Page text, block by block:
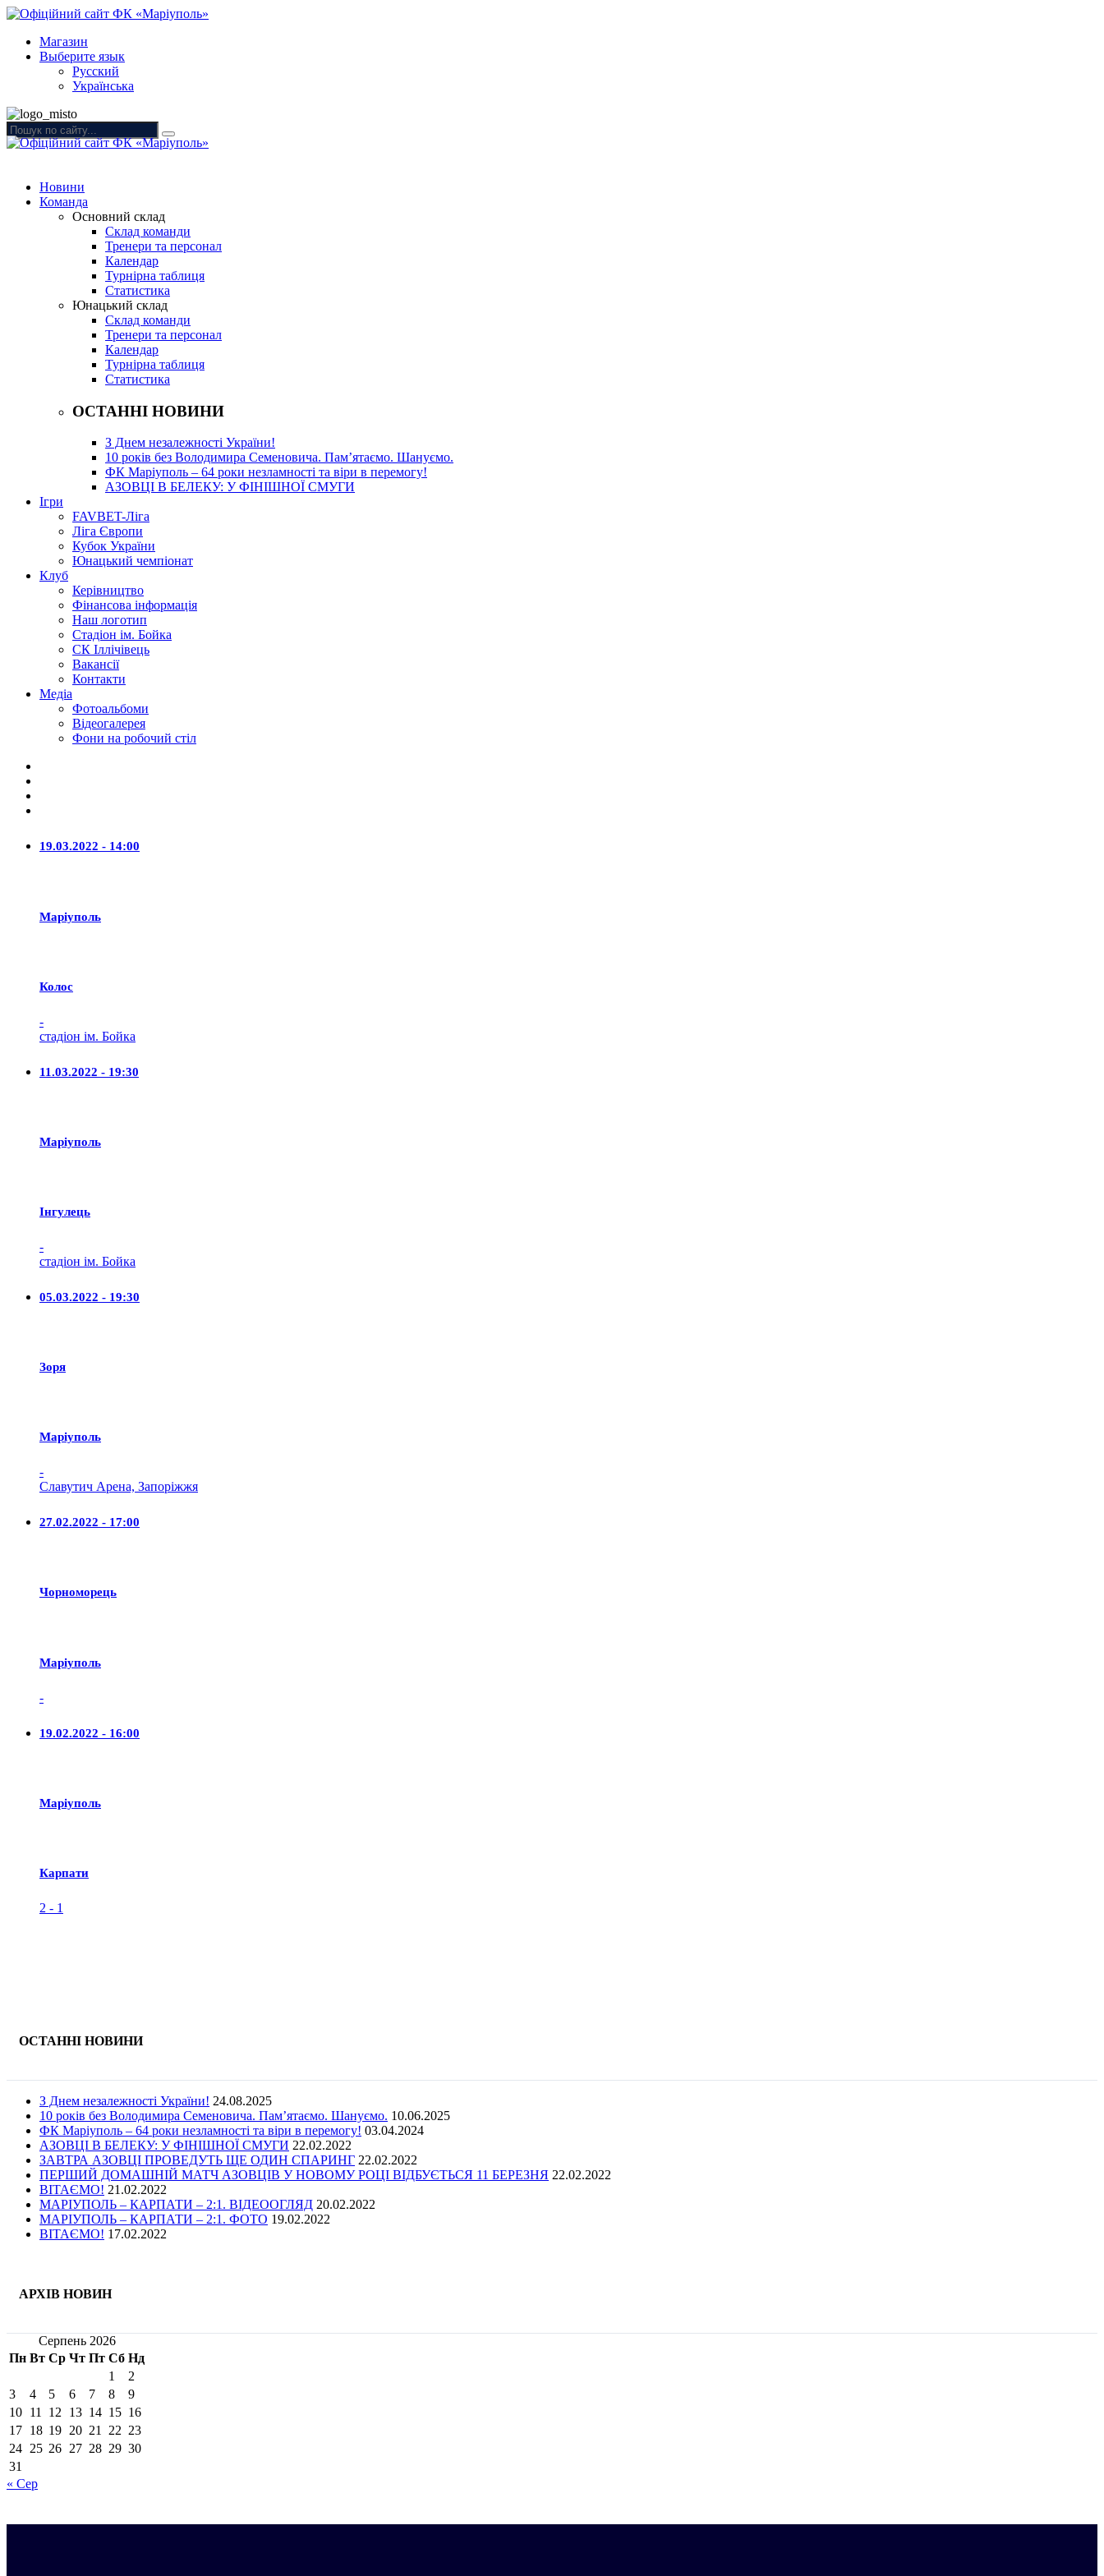
Магазин
Выберите язык
Русский
Українська
Новини
Команда
Основний склад
Склад команди
Тренери та персонал
Календар
Турнірна таблиця
Статистика
Юнацький склад
Склад команди
Тренери та персонал
Календар
Турнірна таблиця
Статистика
ОСТАННІ НОВИНИ
З Днем незалежності України!
10 років без Володимира Семеновича. Пам’ятаємо. Шануємо.
ФК Маріуполь – 64 роки незламності та віри в перемогу!
АЗОВЦІ В БЕЛЕКУ: У ФІНІШНОЇ СМУГИ
Ігри
FAVBET-Ліга
Ліга Європи
Кубок України
Юнацький чемпіонат
Клуб
Керівництво
Фінансова інформація
Наш логотип
Стадіон ім. Бойка
СК Іллічівець
Вакансії
Контакти
Медіа
Фотоальбоми
Відеогалерея
Фони на робочий стіл
19.03.2022 - 14:00
Маріуполь
Колос
-
стадіон ім. Бойка
11.03.2022 - 19:30
Маріуполь
Iнгулець
-
стадіон ім. Бойка
05.03.2022 - 19:30
Зоря
Маріуполь
-
Славутич Арена, Запоріжжя
27.02.2022 - 17:00
Чорноморець
Маріуполь
-
19.02.2022 - 16:00
Маріуполь
Карпати
2 - 1
ОСТАННІ НОВИНИ
З Днем незалежності України! 24.08.2025
10 років без Володимира Семеновича. Пам’ятаємо. Шануємо. 10.06.2025
ФК Маріуполь – 64 роки незламності та віри в перемогу! 03.04.2024
АЗОВЦІ В БЕЛЕКУ: У ФІНІШНОЇ СМУГИ 22.02.2022
ЗАВТРА АЗОВЦІ ПРОВЕДУТЬ ЩЕ ОДИН СПАРИНГ 22.02.2022
ПЕРШИЙ ДОМАШНІЙ МАТЧ АЗОВЦІВ У НОВОМУ РОЦІ ВІДБУЄТЬСЯ 11 БЕРЕЗНЯ 22.02.2022
ВІТАЄМО! 21.02.2022
МАРІУПОЛЬ – КАРПАТИ – 2:1. ВІДЕООГЛЯД 20.02.2022
МАРІУПОЛЬ – КАРПАТИ – 2:1. ФОТО 19.02.2022
ВІТАЄМО! 17.02.2022
АРХІВ НОВИН
Серпень 2026
Пн Вт Ср Чт Пт Сб Нд
1
2
3
4 5 6 7 8
9
10 11 12 13 14 15 16
17 18 19 20 21 22 23
24 25 26 27 28 29 30
31
« Сер